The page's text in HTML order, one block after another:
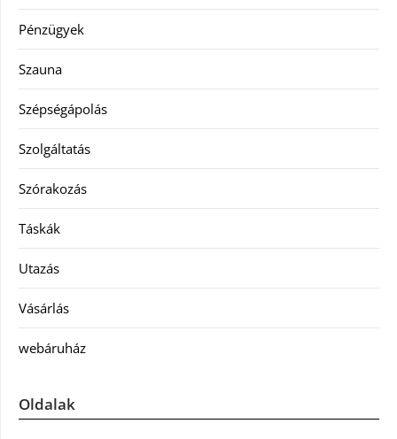
Pénzügyek
Szauna
Szépségápolás
Szolgáltatás
Szórakozás
Táskák
Utazás
Vásárlás
webáruház
Oldalak